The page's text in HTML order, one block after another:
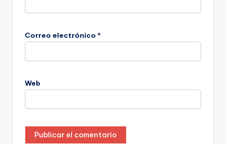
Correo electrónico *
Web